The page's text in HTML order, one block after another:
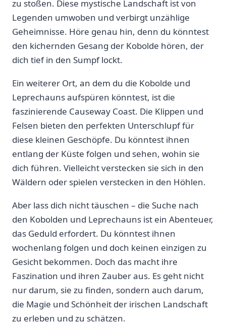
zu stoßen. Diese mystische Landschaft ist von
Legenden umwoben und verbirgt unzählige
Geheimnisse. Höre genau hin, denn du könntest​
den ‍kichernden Gesang der Kobolde ⁤hören, der
dich tief in⁤ den Sumpf lockt.
Ein weiterer ⁤Ort, an ​dem du die Kobolde und
Leprechauns aufspüren könntest, ⁢ist die
faszinierende ‍Causeway Coast. Die Klippen und
Felsen bieten ​den perfekten Unterschlupf für
diese kleinen​ Geschöpfe. ⁣Du könntest ihnen
entlang der Küste folgen und ⁤sehen, wohin sie
dich führen. Vielleicht verstecken sie sich in den
‍Wäldern oder spielen​ verstecken in den Höhlen.
Aber lass⁢ dich ‌nicht täuschen – die ⁣Suche nach⁣
den Kobolden⁣ und Leprechauns ist ein Abenteuer,
das Geduld erfordert. ​Du könntest ihnen‌
wochenlang folgen​ und doch keinen einzigen zu
Gesicht bekommen. Doch das macht ihre
Faszination und ⁢ihren Zauber ​aus. Es geht nicht
nur darum, sie ‌zu finden, sondern auch⁢ darum, ​
die⁤ Magie und Schönheit ​der irischen Landschaft
zu erleben und zu ⁣schätzen.